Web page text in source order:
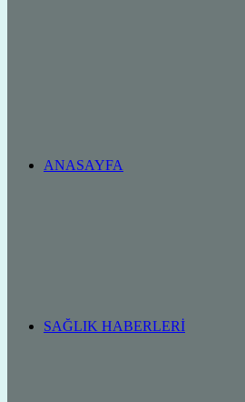
ANASAYFA
SAĞLIK HABERLERI